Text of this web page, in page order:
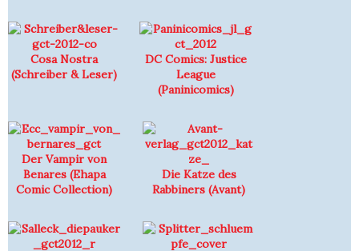
Cosa Nostra
(Schreiber & Leser)
DC Comics: Justice
League
(Paninicomics)
Der Vampir von
Benares (Ehapa
Comic Collection)
Die Katze des
Rabbiners (Avant)